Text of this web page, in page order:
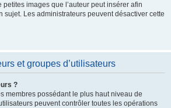
petites images que l’auteur peut insérer afin
sujet. Les administrateurs peuvent désactiver cette
et groupes d’utilisateurs
?
membres possédant le plus haut niveau de
peuvent contrôler toutes les opérations